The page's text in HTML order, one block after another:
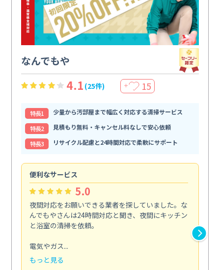
なんでもや
4.1 (25件) ＋ 15
特⻑1
少量から汚部屋まで幅広く対応する清掃サービス
特⻑2
見積もり無料・キャンセル料なしで安心依頼
特⻑3
リサイクル配慮と24時間対応で柔軟にサポート
便利なサービス
5.0
夜間対応をお願いできる業者を探していました。な
んでもやさんは24時間対応と聞き、夜間にキッチン
と浴室の清掃を依頼。
電気やガス...
もっと見る